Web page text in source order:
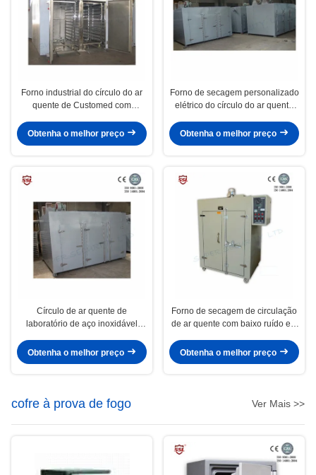
Forno industrial do círculo do ar
quente de Customed com
digital
Obtenha o melhor preço
Forno de secagem personalizado
elétrico do círculo do ar quente
PID e indicação digital
Obtenha o melhor preço
Círculo de ar quente de
laboratório de aço inoxidável
de secagem
Obtenha o melhor preço
Forno de secagem de circulação
de ar quente com baixo ruído e o
temperatura
Obtenha o melhor preço
cofre à prova de fogo Ver Mais >>